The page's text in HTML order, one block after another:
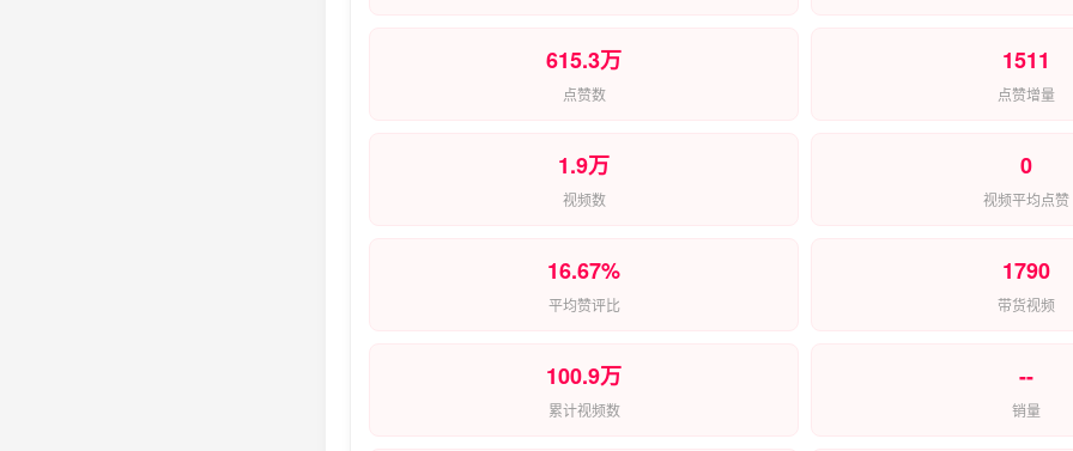
615.3万
点赞数
1511
点赞增量
1.9万
视频数
0
视频平均点赞
16.67%
平均赞评比
1790
带货视频
100.9万
累计视频数
--
销量